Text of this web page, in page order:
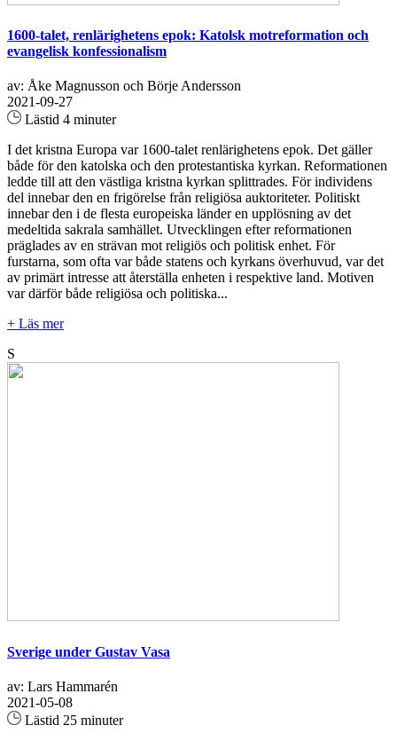
1600-talet, renlärighetens epok: Katolsk motreformation och
evangelisk konfessionalism
av: Åke Magnusson och Börje Andersson
2021-09-27
Lästid 4 minuter
I det kristna Europa var 1600-talet renlärighetens epok. Det gäller
både för den katolska och den protestantiska kyrkan. Reformationen
ledde till att den västliga kristna kyrkan splittrades. För individens
del innebar den en frigörelse från religiösa auktoriteter. Politiskt
innebar den i de flesta europeiska länder en upplösning av det
medeltida sakrala samhället. Utvecklingen efter reformationen
präglades av en strävan mot religiös och politisk enhet. För
furstarna, som ofta var både statens och kyrkans överhuvud, var det
av primärt intresse att återställa enheten i respektive land. Motiven
var därför både religiösa och politiska...
+ Läs mer
S
Sverige under Gustav Vasa
av: Lars Hammarén
2021-05-08
Lästid 25 minuter